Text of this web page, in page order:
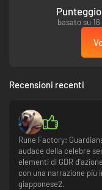
basato su
Recensioni recenti
Rune Factory:
audace della celebre
elementi di GDR
con una narrazione più
giapponese2.